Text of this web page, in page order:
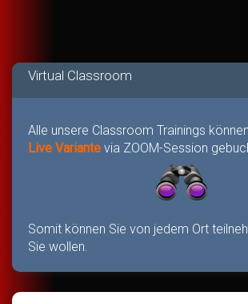
Virtual Classroom
Alle unsere Classroom Trainings
Live Variante via ZOOM-Session
Somit können Sie von jedem Ort
Sie wollen.